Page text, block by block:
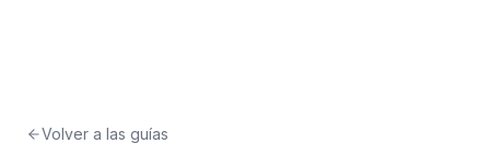
Volver a las guías